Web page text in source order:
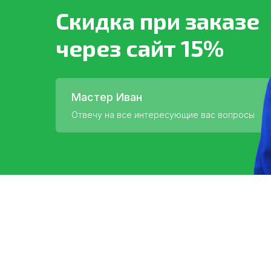
Скидка при заказе
через сайт 15%
Отвечу на все интересующие вас вопросы
Мастер Иван